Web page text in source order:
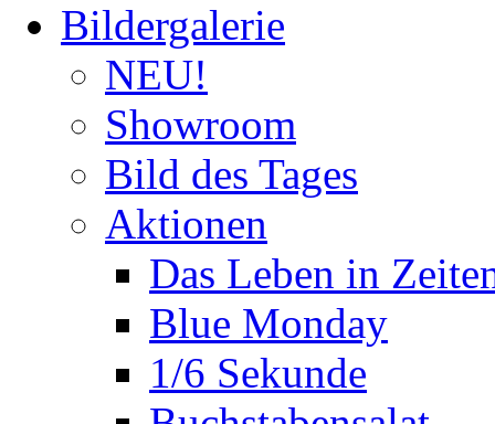
Bildergalerie
NEU!
Showroom
Bild des Tages
Aktionen
Das Leben in
Blue Monday
1/6 Sekunde